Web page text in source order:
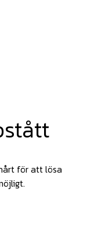
för att lösa